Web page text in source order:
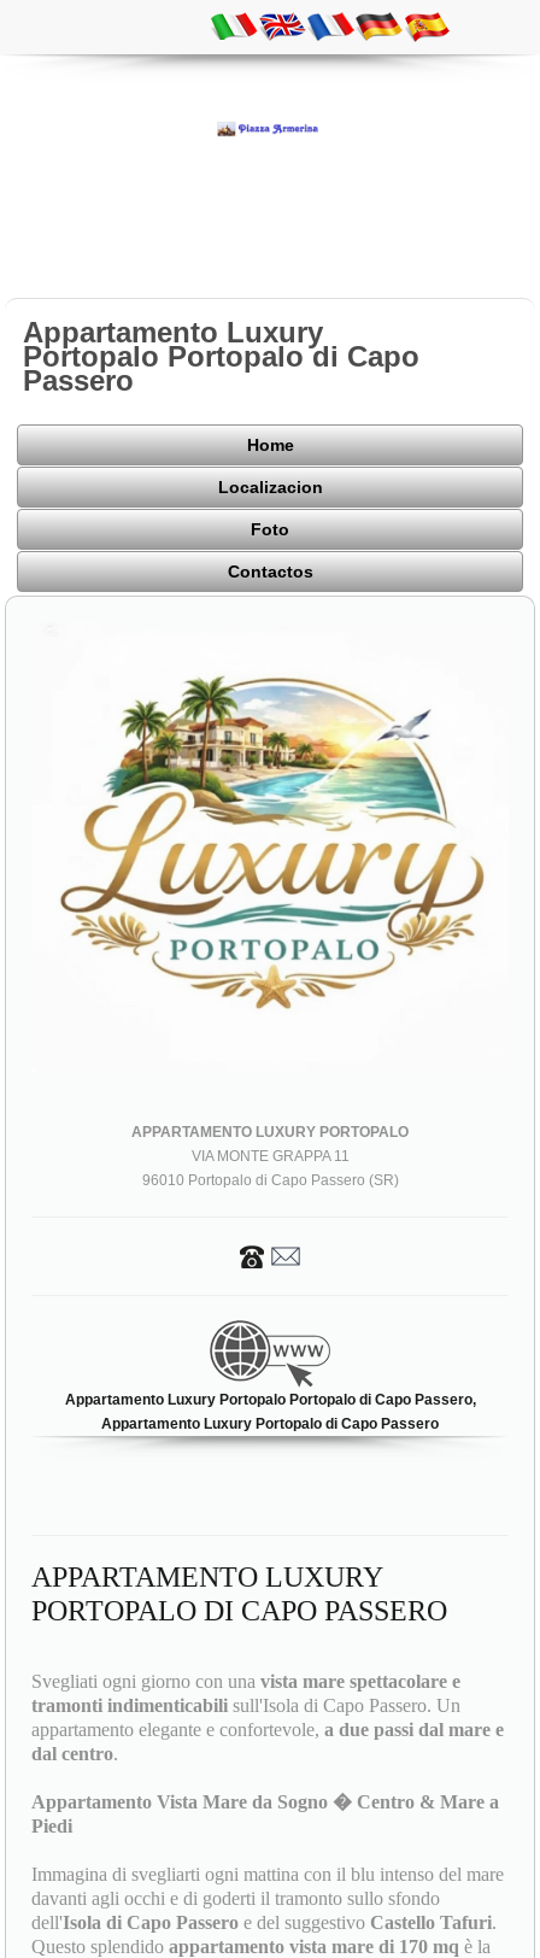
Appartamento Luxury
Portopalo Portopalo di Capo
Passero
Home
Localizacion
Foto
Contactos
APPARTAMENTO LUXURY PORTOPALO
VIA MONTE GRAPPA 11
96010 Portopalo di Capo Passero (SR)
Appartamento Luxury Portopalo Portopalo di Capo Passero,
Appartamento Luxury Portopalo di Capo Passero
APPARTAMENTO LUXURY
PORTOPALO DI CAPO PASSERO
Svegliati ogni giorno con unavista mare spettacolare e
tramonti indimenticabili sull'Isola di Capo Passero. Un
appartamento elegante e confortevole,a due passi dal mare e
dal centro.
Appartamento Vista Mare da Sogno � Centro & Mare a
Piedi
Immagina di svegliarti ogni mattina con il blu intenso del mare
davanti agli occhi e di goderti il tramonto sullo sfondo
dell'Isola di Capo Passero e del suggestivo Castello Tafuri.
Questo splendidoappartamento vista mare di 170 mq è la